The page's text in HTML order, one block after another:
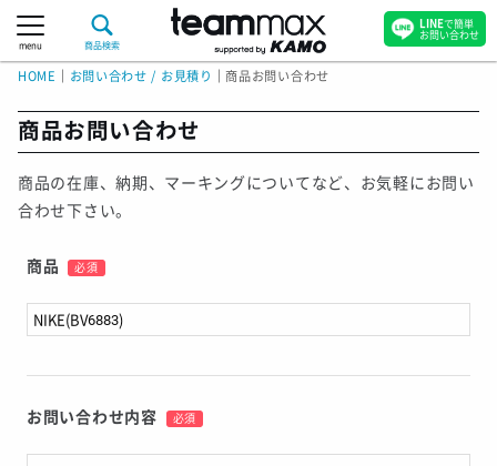
menu 商品検索
HOME お問い合わせ / お見積り ｜商品お問い合わせ
商品お問い合わせ
商品の在庫、納期、マーキングについてなど、お気軽にお問い
合わせ下さい。
商品 必須
お問い合わせ内容 必須
LINEで簡単
お問い合わせ